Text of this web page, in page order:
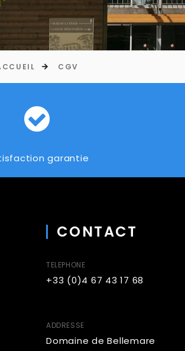
CGV
garantie
CONTACT
TELEPHONE
+33 (0)4 67 43 17 68
ADDRESSE
Domaine de Bellemare